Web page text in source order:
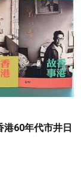
60年代市井日